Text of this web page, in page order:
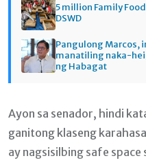
5 million Family
DSWD
Pangulong Marcos,
manatiling naka-
ng Habagat
Ayon sa senador, hindi
ganitong klaseng
ay nagsisilbing safe space